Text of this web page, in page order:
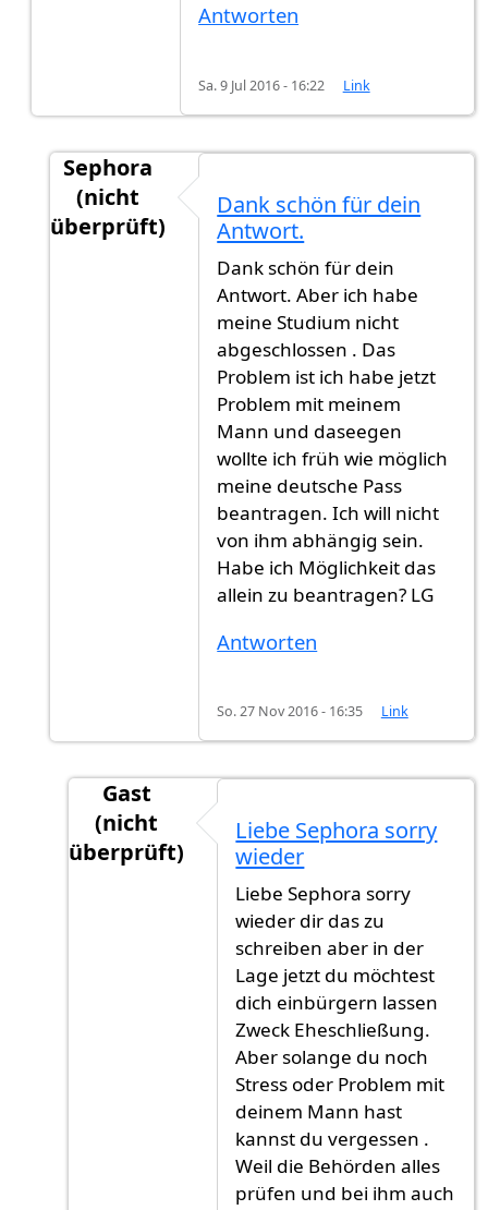
Antworten
Sa. 9 Jul 2016 - 16:22 Link
Sephora
(nicht
überprüft)
Dank schön für dein
Antwort.
Dank schön für dein
Antwort. Aber ich habe
meine Studium nicht
abgeschlossen . Das
Problem ist ich habe jetzt
Problem mit meinem
Mann und daseegen
wollte ich früh wie möglich
meine deutsche Pass
beantragen. Ich will nicht
von ihm abhängig sein.
Habe ich Möglichkeit das
allein zu beantragen? LG
Antworten
So. 27 Nov 2016 - 16:35 Link
Gast
(nicht
überprüft)
Dank schön für dein Antwort.
Liebe Sephora sorry
wieder
Liebe Sephora sorry
wieder dir das zu
schreiben aber in der
Lage jetzt du möchtest
dich einbürgern lassen
Zweck Eheschließung.
Aber solange du noch
Stress oder Problem mit
deinem Mann hast
kannst du vergessen .
Weil die Behörden alles
prüfen und bei ihm auch